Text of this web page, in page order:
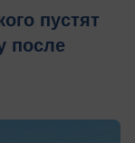
пустят
после